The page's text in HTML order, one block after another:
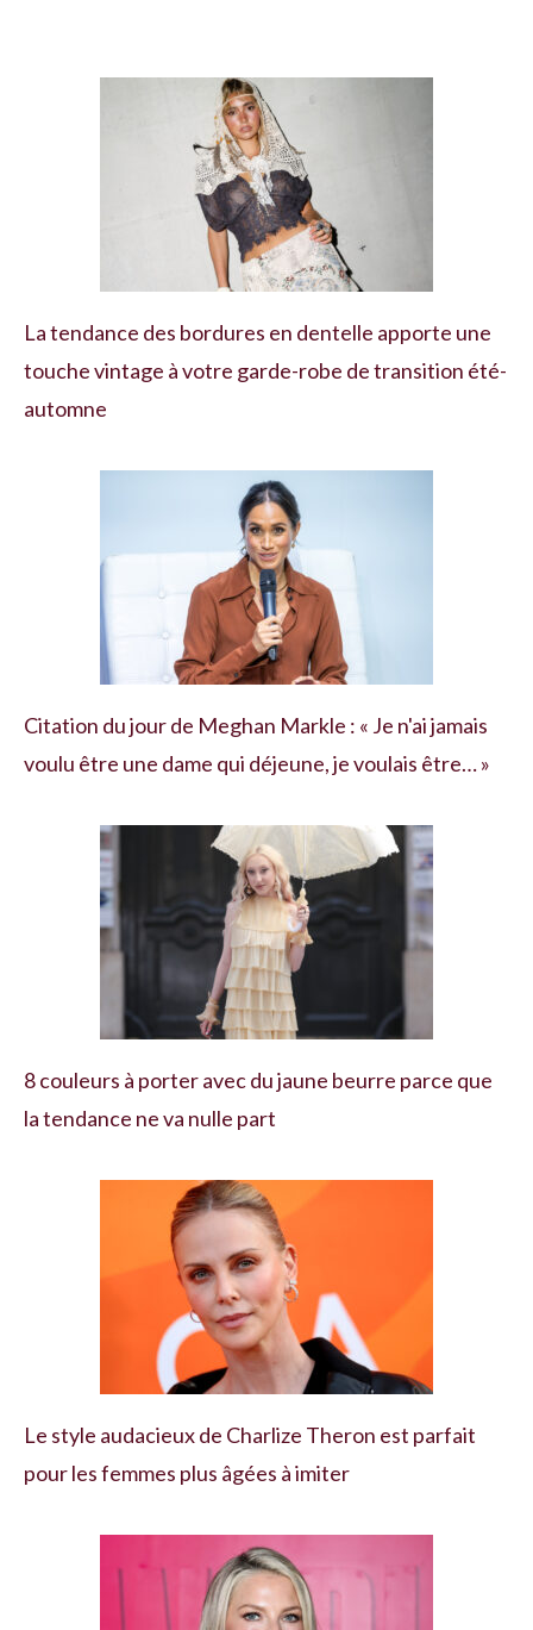
La tendance des bordures en dentelle apporte une
touche vintage à votre garde-robe de transition été-
automne
Citation du jour de Meghan Markle : « Je n'ai jamais
voulu être une dame qui déjeune, je voulais être… »
8 couleurs à porter avec du jaune beurre parce que
la tendance ne va nulle part
Le style audacieux de Charlize Theron est parfait
pour les femmes plus âgées à imiter